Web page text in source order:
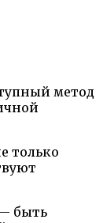
метод
только
быть